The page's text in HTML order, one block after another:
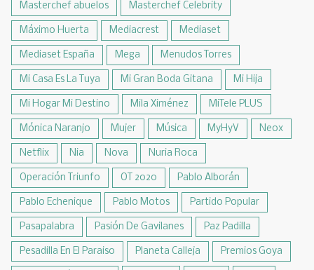
Masterchef abuelos Masterchef Celebrity
Máximo Huerta Mediacrest Mediaset
Mediaset España Mega Menudos Torres
Mi Casa Es La Tuya Mi Gran Boda Gitana Mi Hija
Mi Hogar Mi Destino Mila Ximénez MiTele PLUS
Mónica Naranjo Mujer Música MyHyV Neox
Netflix Nia Nova Nuria Roca
Operación Triunfo OT 2020 Pablo Alborán
Pablo Echenique Pablo Motos Partido Popular
Pasapalabra Pasión De Gavilanes Paz Padilla
Pesadilla En El Paraiso Planeta Calleja Premios Goya